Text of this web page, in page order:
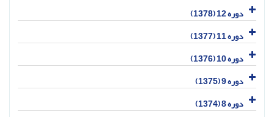
دوره 12 (1378)
دوره 11 (1377)
دوره 10 (1376)
دوره 9 (1375)
دوره 8 (1374)